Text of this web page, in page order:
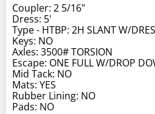
Coupler: 2 5/16"
Dress: 5'
Type - HTBP: 2H SLANT W/
Keys: NO
Axles: 3500# TORSION
Escape: ONE FULL W/DROP
Mid Tack: NO
Mats: YES
Rubber Lining: NO
Pads: NO